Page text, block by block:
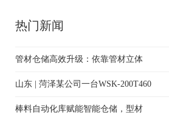
热门新闻
管材仓储高效升级：依靠管材立体
山东 | 菏泽某公司一台WSK-200T460
棒料自动化库赋能智能仓储，型材